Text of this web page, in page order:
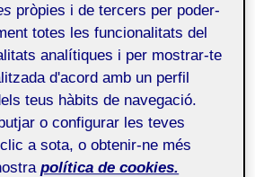
Y
RUMBO ·
pròpies i de tercers per poder-
totes les funcionalitats del
analítiques i per mostrar-te
d'acord amb un perfil
teus hàbits de navegació.
o configurar les teves
a sota, o obtenir-ne més
política de cookies.